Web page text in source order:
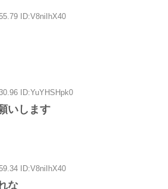
ID:V8niIhX40
ID:YuYHSHpk0
いします
ID:V8niIhX40
な